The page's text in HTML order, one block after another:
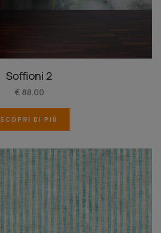
Soffioni 2
€ 88,00
SCOPRI DI PIÙ